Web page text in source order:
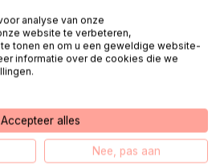
особисті дані та натисніть
дати. Клацніть на
analyse van onze
website te verbeteren,
tonen en om u een geweldige website-
informatie over de cookies die we
Accepteer alles
Nee, pas aan